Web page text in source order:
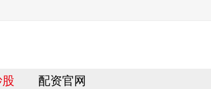
配资官网